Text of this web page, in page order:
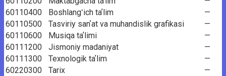
60110400
Boshlangʻich taʼlim
—
60110500
Tasviriy sanʼat va muhandislik grafikasi
—
60110600
Musiqa taʼlimi
—
60111200
Jismoniy madaniyat
—
60111300
Texnologik taʼlim
—
60220300
Tarix
—